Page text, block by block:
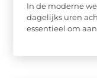
In de moderne
dagelijks uren
essentieel om